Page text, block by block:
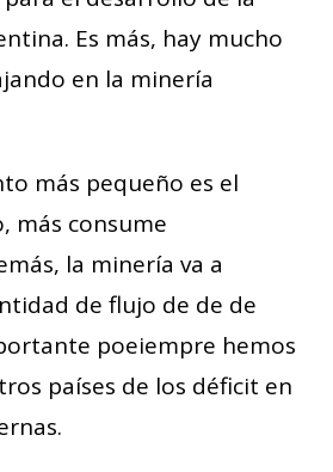
Es más, hay mucho
en la minería
más pequeño es el
más consume
la minería va a
de flujo de de de
poeiempre hemos
países de los déficit en